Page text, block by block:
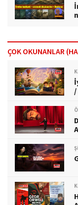
ÇOK OKUNANLAR